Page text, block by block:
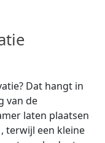
Dat hangt in
van de
laten plaatsen
, terwijl een kleine